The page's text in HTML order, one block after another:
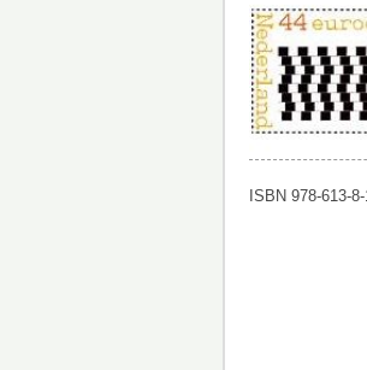
ISBN 978-613-